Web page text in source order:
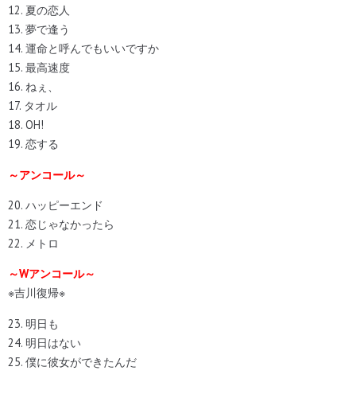
12. 夏の恋人
13. 夢で逢う
14. 運命と呼んでもいいですか
15. 最高速度
16. ねぇ、
17. タオル
18. OH!
19. 恋する
～アンコール～
20. ハッピーエンド
21. 恋じゃなかったら
22. メトロ
～Wアンコール～
※吉川復帰※
23. 明日も
24. 明日はない
25. 僕に彼女ができたんだ